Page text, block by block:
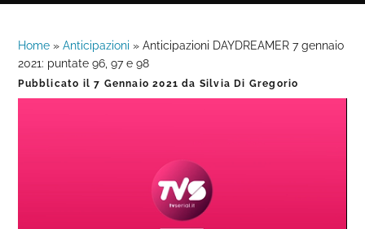
Home »Anticipazioni »Anticipazioni DAYDREAMER 7 gennaio
2021: puntate 96, 97 e 98
Pubblicato il7 Gennaio 2021 da Silvia Di Gregorio